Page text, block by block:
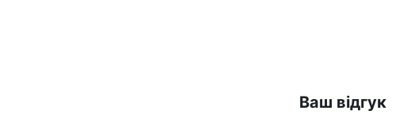
Ваш відгук